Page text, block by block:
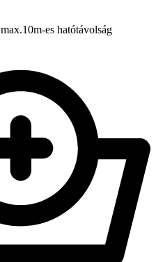
es hatótávolság